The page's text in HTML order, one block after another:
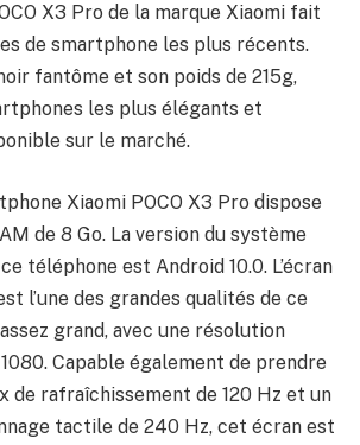
X3 Pro de la marque Xiaomi fait
de smartphone les plus récents.
fantôme et son poids de 215g,
les plus élégants et
sur le marché.
Xiaomi POCO X3 Pro dispose
de 8 Go. La version du système
téléphone est Android 10.0. L’écran
l’une des grandes qualités de ce
grand, avec une résolution
Capable également de prendre
de rafraîchissement de 120 Hz et un
tactile de 240 Hz, cet écran est